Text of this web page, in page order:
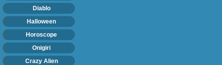
Diablo
Halloween
Horoscope
Onigiri
Crazy Alien